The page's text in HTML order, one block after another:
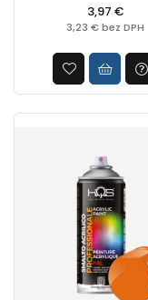
profesionálne
objem 400ml
3,97 €
3,23 € bez DPH